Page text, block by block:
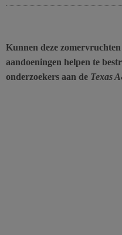
Kunnen deze
aandoeningen helpen te
onderzoekers aan de Texas